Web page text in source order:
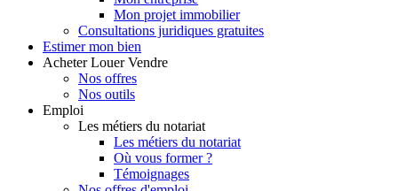
Mon projet immobilier
Consultations juridiques gratuites
Estimer mon bien
Acheter Louer Vendre
Nos offres
Nos outils
Emploi
Les métiers du notariat
Les métiers du notariat
Où vous former ?
Témoignages